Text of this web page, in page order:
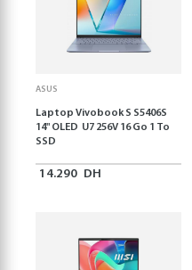
ASUS
Laptop Vivobook S S5406S
14" OLED U7 256V 16 Go 1 To
SSD
14.290 DH